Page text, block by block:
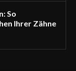
So
Ihrer Zähne